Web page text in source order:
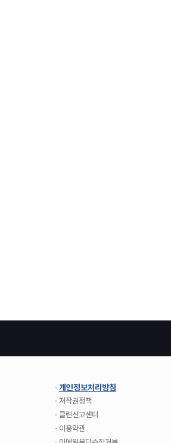
개인정보처리방침
저작권정책
클린신고센터
이용약관